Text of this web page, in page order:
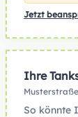
Jetzt
Ihre
So könnte